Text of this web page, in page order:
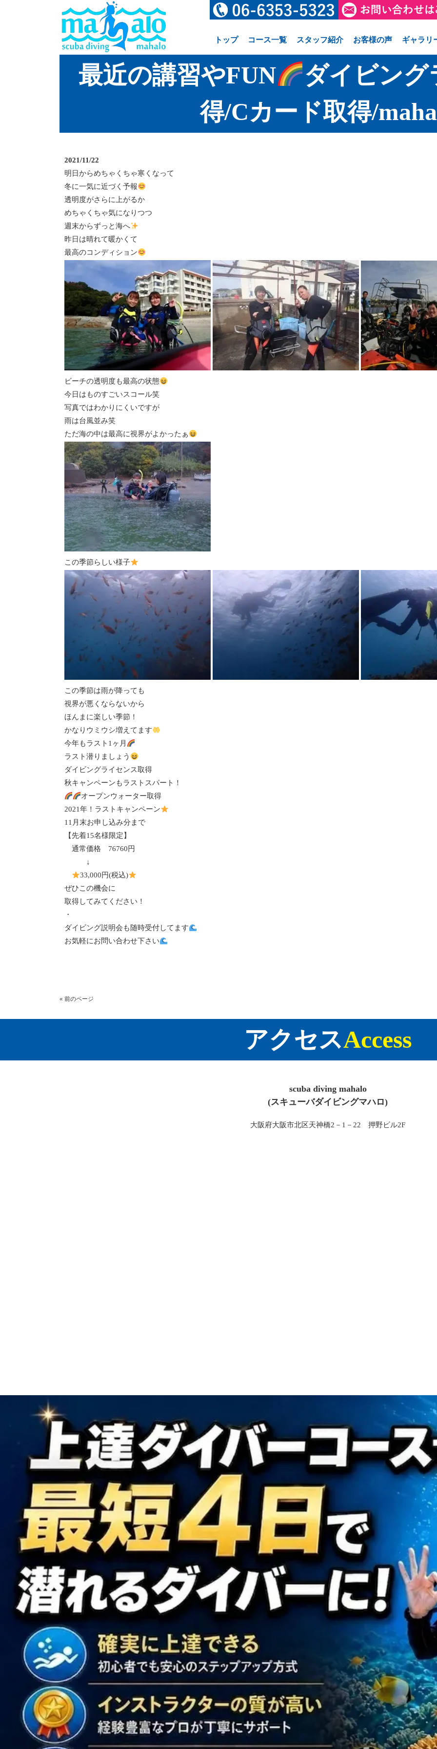
トップ コース一覧 スタッフ紹介 お客様の声 ギャラリ
最近の講習やFUN
ダイビング
得/Cカード取得/
2021/11/22
明日からめちゃくちゃ寒くなって
冬に一気に近づく予報
透明度がさらに上がるか
めちゃくちゃ気になりつつ
週末からずっと海へ
昨日は晴れて暖かくて
最高のコンディション
ビーチの透明度も最高の状態
今日はものすごいスコール笑
写真ではわかりにくいですが
雨は台風並み笑
ただ海の中は最高に視界がよかったぁ
この季節らしい様子
この季節は雨が降っても
視界が悪くならないから
ほんまに楽しい季節！
かなりウミウシ増えてます
今年もラスト1ヶ月
ラスト潜りましょう
ダイビングライセンス取得
秋キャンペーンもラストスパート！
オープンウォーター取得
2021年！ラストキャンペーン
11 月末お申し込み分まで
【先着15名様限定】
通常価格 76760円
↓
33,000円(税込)
ぜひこの機会に
取得してみてください！
・
ダイビング説明会も随時受付してます
お気軽にお問い合わせ下さい
« 前のページ
アクセスAccess
scuba diving mahalo
(スキューバダイビングマハロ)
大阪府大阪市北区天神橋2－1－22 押野ビル2F